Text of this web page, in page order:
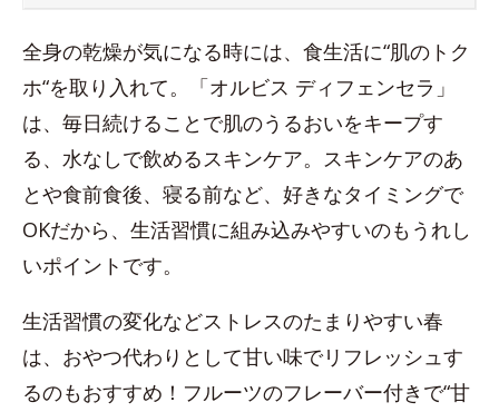
全身の乾燥が気になる時には、食生活に“肌のトク
ホ“を取り入れて。「オルビス ディフェンセラ」
は、毎日続けることで肌のうるおいをキープす
る、水なしで飲めるスキンケア。スキンケアのあ
とや食前食後、寝る前など、好きなタイミングで
OKだから、生活習慣に組み込みやすいのもうれし
いポイントです。
生活習慣の変化などストレスのたまりやすい春
は、おやつ代わりとして甘い味でリフレッシュす
るのもおすすめ！フルーツのフレーバー付きで“甘